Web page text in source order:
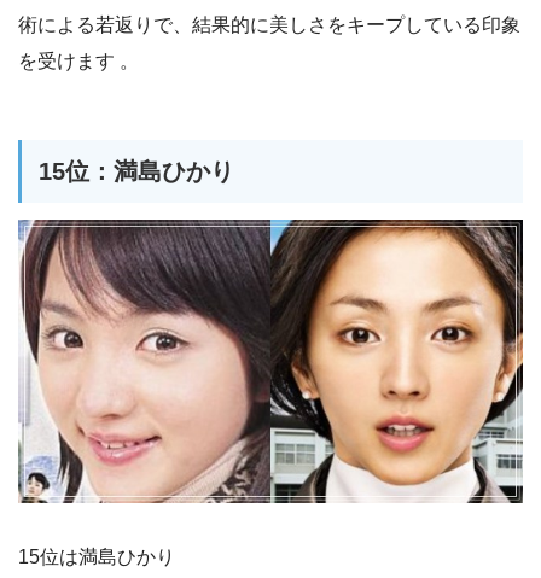
術による若返りで、結果的に美しさをキープしている印象
を受けます 。
15位：満島ひかり
15位は満島ひかり